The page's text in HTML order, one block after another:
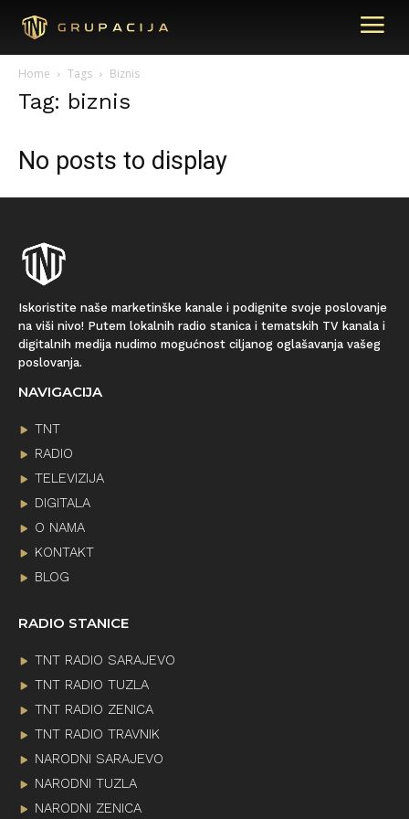
Home Tags Biznis
Tag: biznis
No posts to display
Iskoristite naše marketinške kanale i podignite svoje poslovanje
na viši nivo! Putem lokalnih radio stanica i tematskih TV kanala i
digitalnih medija nudimo mogućnost ciljanog oglašavanja vašeg
poslovanja.
NAVIGACIJA
TNT
RADIO
TELEVIZIJA
DIGITALA
O NAMA
KONTAKT
BLOG
RADIO STANICE
TNT RADIO SARAJEVO
TNT RADIO TUZLA
TNT RADIO ZENICA
TNT RADIO TRAVNIK
NARODNI SARAJEVO
NARODNI TUZLA
NARODNI ZENICA